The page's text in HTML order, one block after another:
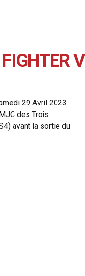
V
29 Avril 2023
des Trois
avant la sortie du